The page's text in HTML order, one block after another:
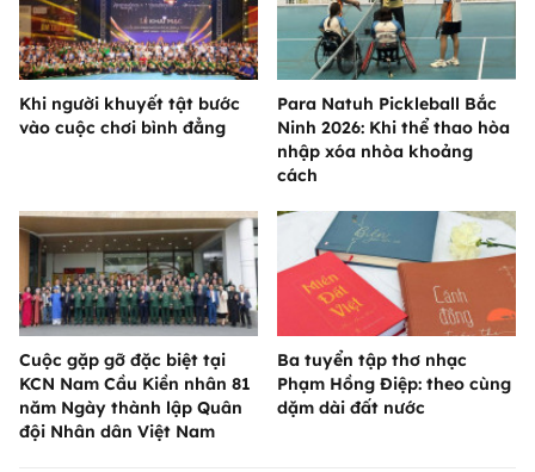
Khi người khuyết tật bước
vào cuộc chơi bình đẳng
Para Natuh Pickleball Bắc
Ninh 2026: Khi thể thao hòa
nhập xóa nhòa khoảng
cách
Cuộc gặp gỡ đặc biệt tại
KCN Nam Cầu Kiền nhân 81
năm Ngày thành lập Quân
đội Nhân dân Việt Nam
Ba tuyển tập thơ nhạc
Phạm Hồng Điệp: theo cùng
dặm dài đất nước